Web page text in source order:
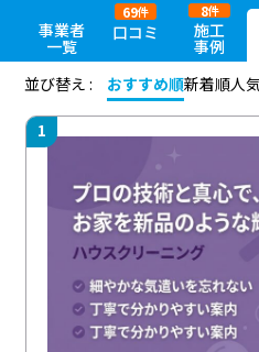
事業者
一覧
口コミ
69件
施工
事例
8件
並び替え :
おすすめ順新着順人
1